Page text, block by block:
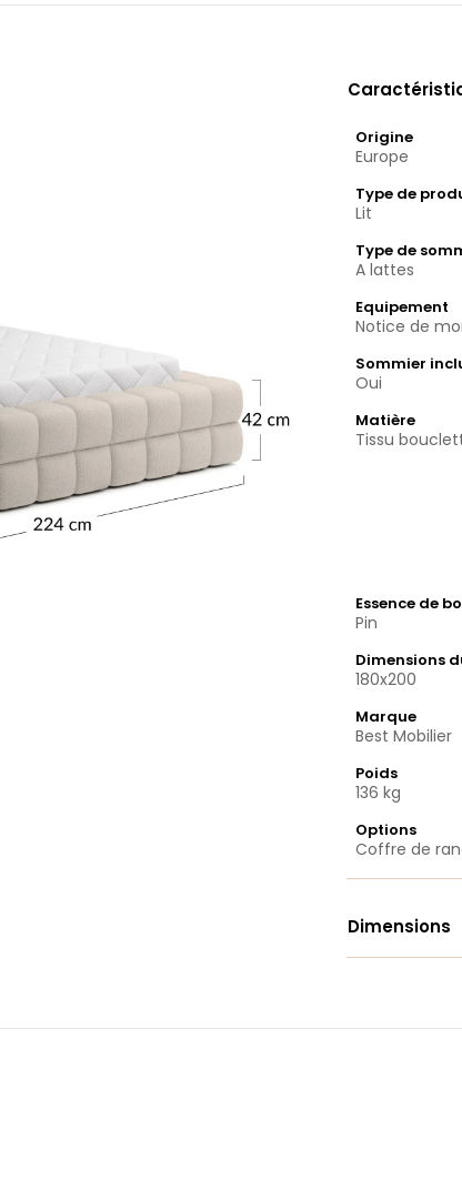
Origine
Europe
Type de
Lit
Type de
A lattes
Equipement
Notice de
Sommier
Oui
Matière
Tissu
Essence de
Pin
Dimensions
180x200
Marque
Best Mobilier
Poids
136 kg
Options
Coffre de
Dimensions